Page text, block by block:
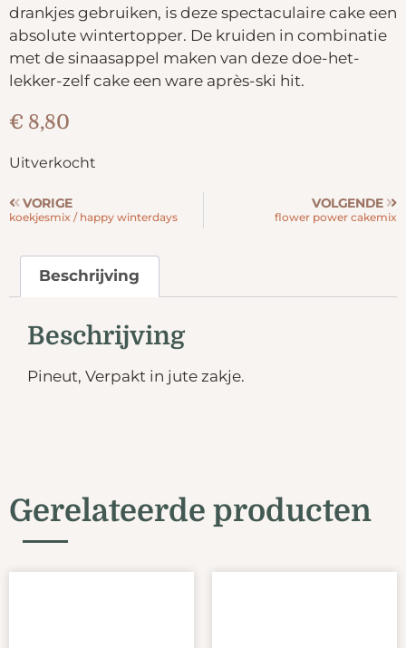
drankjes gebruiken, is deze spectaculaire cake een
absolute wintertopper. De kruiden in combinatie
met de sinaasappel maken van deze doe-het-
lekker-zelf cake een ware après-ski hit.
€ 8,80
Uitverkocht
VORIGE
koekjesmix / happy winterdays
VOLGENDE
flower power cakemix
Beschrijving
Beschrijving
Pineut, Verpakt in jute zakje.
Gerelateerde producten